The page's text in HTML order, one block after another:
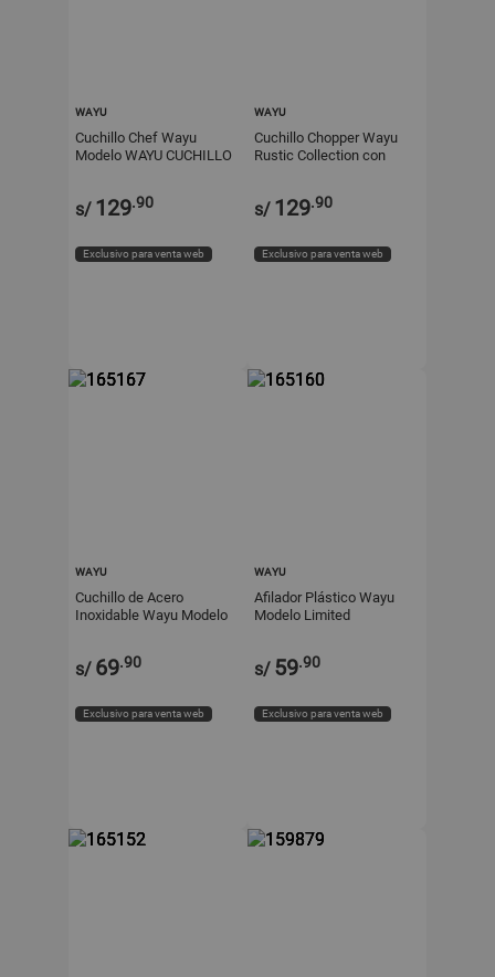
WAYU
Cuchillo Chef Wayu
Modelo WAYU CUCHILLO
s/ 129.90
Exclusivo para venta web
WAYU
Cuchillo Chopper Wayu
Rustic Collection con
s/ 129.90
Exclusivo para venta web
WAYU
Cuchillo de Acero
Inoxidable Wayu Modelo
s/ 69.90
Exclusivo para venta web
WAYU
Afilador Plástico Wayu
Modelo Limited
s/ 59.90
Exclusivo para venta web